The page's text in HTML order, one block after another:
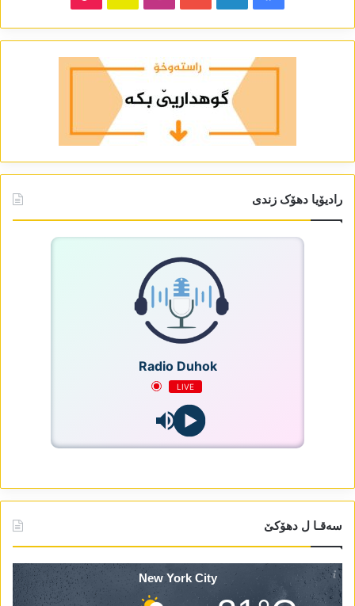
رادیۆیا دھۆک زندی
Radio Duhok
LIVE
سەقـا ل دھۆکێ
New York City